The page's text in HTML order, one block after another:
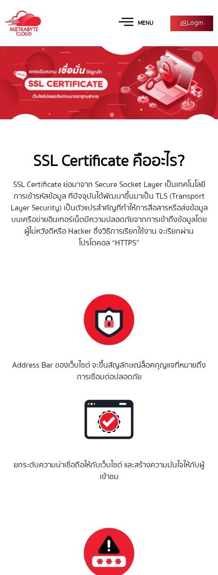
MENU Login
SSL Certificate คืออะไร?
SSL Certificate ย่อมาจาก Secure Socket Layer เป็นเทคโนโลยี
การเข้ารหัสข้อมูล ที่ปัจจุบันได้พัฒนาขึ้นมาเป็น TLS (Transport
Layer Security) เป็นตัวแปรสำคัญที่ทำให้การสื่อสารหรือส่งข้อมูล
บนเครือข่ายอินเทอร์เน็ตมีความปลอดภัยจากการเข้าถึงข้อมูลโดย
ผู้ไม่หวังดีหรือ Hacker ซึ่งวิธีการเรียกใช้งาน จะเรียกผ่าน
โปรโตคอล “HTTPS”
Address Bar ของเว็บไซต์ จะขึ้นสัญลักษณ์ล็อคกุญแจที่หมายถึง
การเชื่อมต่อปลอดภัย
ยกระดับความน่าเชื่อถือให้กับเว็บไซต์ และสร้างความมั่นใจให้กับผู้
เข้าชม